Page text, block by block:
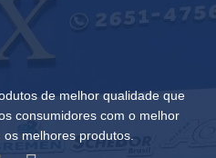
de melhor qualidade que
consumidores com o melhor
melhores produtos.